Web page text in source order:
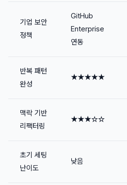
기업 보안
정책
GitHub
Enterprise
연동
반복 패턴
완성
★★★★★
맥락 기반
리팩터링
★★★☆☆
초기 세팅
난이도
낮음